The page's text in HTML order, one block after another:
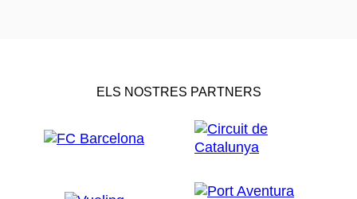
ELS NOSTRES PARTNERS